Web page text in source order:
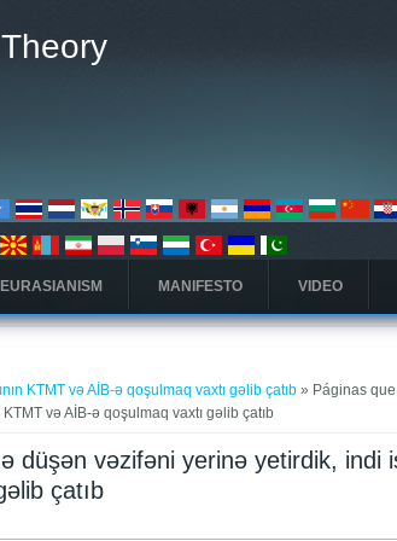
EURASIANISM MANIFESTO VIDEO
KTMT və AİB-ə qoşulmaq vaxtı gəlib çatıb » Páginas
və AİB-ə qoşulmaq vaxtı gəlib çatıb
düşən vəzifəni yerinə yetirdik, indi
çatıb